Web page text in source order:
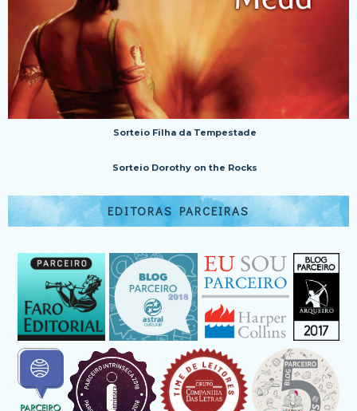
Sorteio Filha da Tempestade
Sorteio Dorothy on the Rocks
EDITORAS PARCEIRAS